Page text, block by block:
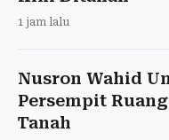
1 jam lalu
Nusron Wahid
Persempit
Tanah